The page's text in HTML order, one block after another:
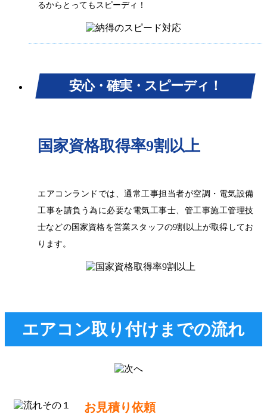
るからとってもスピーディ！
安心・確実・スピーディ！
国家資格取得率9割以上
エアコンランドでは、通常工事担当者が空調・電気設備
工事を請負う為に必要な電気工事士、管工事施工管理技
士などの国家資格を営業スタッフの9割以上が取得してお
ります。
エアコン取り付けまでの流れ
お見積り依頼